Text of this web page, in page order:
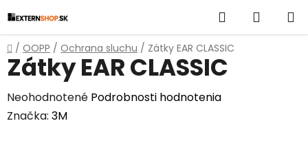
na
obsah
Hľadať
KOŠÍK
Domov
/ OOPP / Ochrana sluchu / Zátky EAR CLASSIC
Zátky EAR CLASSIC
Priemerné
hodnotenie
Neohodnotené Podrobnosti hodnotenia
Značka: 3M